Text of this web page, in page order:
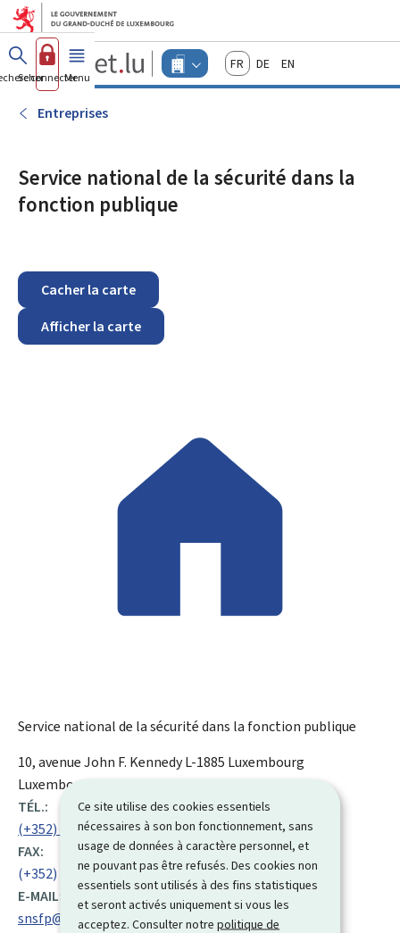
Ce site utilise des cookies essentiels
nécessaires à son bon fonctionnement, sans
usage de données à caractère personnel, et
ne pouvant pas être refusés. Des cookies non
essentiels sont utilisés à des fins statistiques
et seront activés uniquement si vous les
acceptez. Consulter notrepolitique de
Aller au menu principal
Aller au contenu
Guichet.lu
Changer
d'espace
FrançaisDeutschEnglish
Se connecterMenu principal
Entreprises
Service national de la sécurité dans la
fonction publique
Cacher la carte
Afficher la carte
Service national de la sécurité dans la fonction publique
ADRESSE
:
10, avenue John F. KennedyL-1885 Luxembourg
Luxembourg
TÉL.:
(+352) 247 83 182
FAX:
(+352) 26 48 36 11
E-MAIL:
snsfp@snsfp.etat.lu